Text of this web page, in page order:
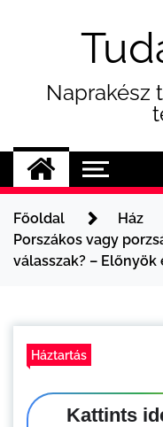
Naprakész
Főoldal Ház
Porszákos vagy
válasszak? –
Háztartás
Kattints